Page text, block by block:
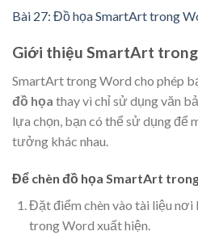
Bài 27: Đồ họa SmartArt trong
Giới thiệu SmartArt
SmartArt trong Word cho phép
đồ họa thay vì chỉ sử dụng văn
lựa chọn, bạn có thể sử dụng để
tưởng khác nhau.
Để chèn đồ họa SmartArt
Đặt điểm chèn vào tài liệu nơi
trong Word xuất hiện.